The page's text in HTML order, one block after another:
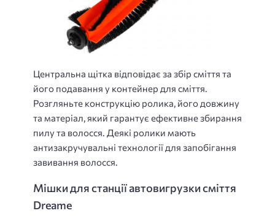
Центральна щітка відповідає за збір сміття та
його подавання у контейнер для сміття.
Розгляньте конструкцію ролика, його довжину
та матеріал, який гарантує ефективне збирання
пилу та волосся. Деякі ролики мають
антизакручувальні технології для запобігання
завивання волосся.
Мішки для станції автовигрузки сміття
Dreame